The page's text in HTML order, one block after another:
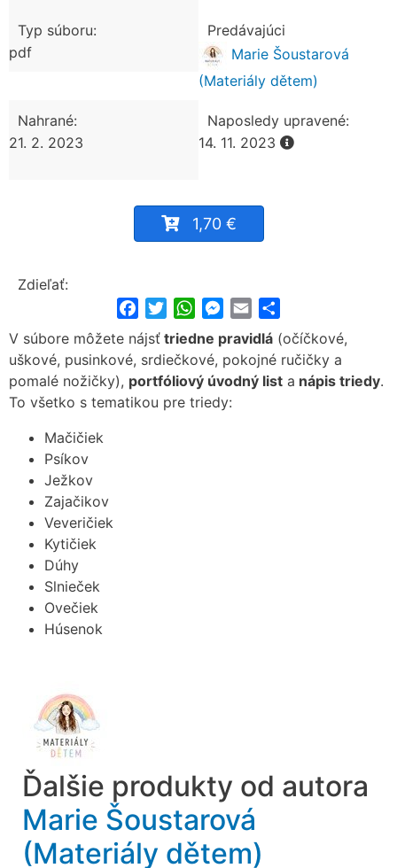
Typ súboru:
pdf
Predávajúci
Marie Šoustarová
(Materiály dětem)
Nahrané:
21. 2. 2023
Naposledy upravené:
14. 11. 2023
1,70 €
Zdieľať:
FacebookTwitterWhatsApp
Messenger
Email
V súbore môžete nájsť triedne pravidlá (očíčkové,
uškové, pusinkové, srdiečkové, pokojné ručičky a
pomalé nožičky), portfóliový úvodný list a nápis triedy.
To všetko s tematikou pre triedy:
Mačičiek
Psíkov
Ježkov
Zajačikov
Veveričiek
Kytičiek
Dúhy
Slnieček
Ovečiek
Húsenok
Ďalšie produkty od autora
Marie Šoustarová
(Materiály dětem)